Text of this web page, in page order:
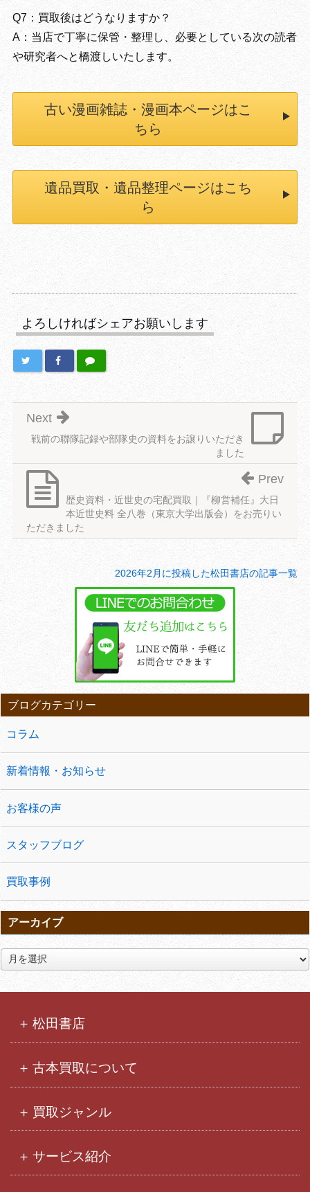
Q7：買取後はどうなりますか？
A：当店で丁寧に保管・整理し、必要としている次の読者
や研究者へと橋渡しいたします。
古い漫画雑誌・漫画本ページはこ
ちら
遺品買取・遺品整理ページはこち
ら
よろしければシェアお願いします
戦前の聯隊記録や部隊史の資料をお譲りいただき
ました
Next
歴史資料・近世史の宅配買取｜『柳営補任』大日
本近世史料 全八巻（東京大学出版会）をお売りい
ただきました
Prev
2026年2月に投稿した松田書店の記事一覧
ブログカテゴリー
コラム
新着情報・お知らせ
お客様の声
スタッフブログ
買取事例
アーカイブ
ア
ー
松田書店
古本買取について
買取ジャンル
サービス紹介